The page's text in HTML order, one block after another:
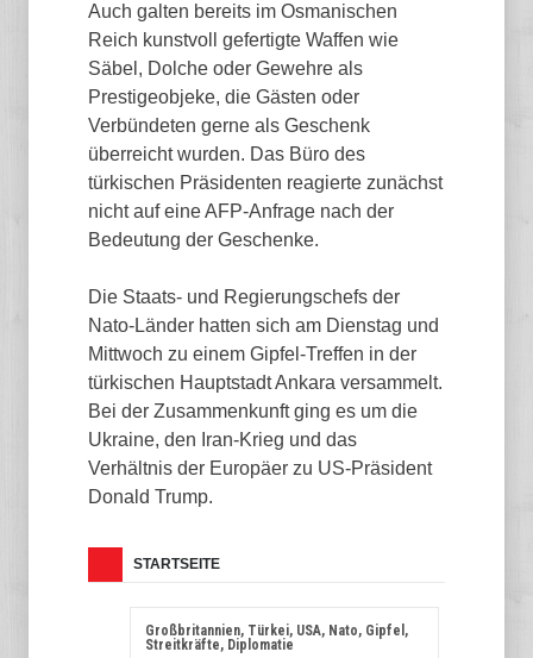
Auch galten bereits im Osmanischen
Reich kunstvoll gefertigte Waffen wie
Säbel, Dolche oder Gewehre als
Prestigeobjeke, die Gästen oder
Verbündeten gerne als Geschenk
überreicht wurden. Das Büro des
türkischen Präsidenten reagierte zunächst
nicht auf eine AFP-Anfrage nach der
Bedeutung der Geschenke.
Die Staats- und Regierungschefs der
Nato-Länder hatten sich am Dienstag und
Mittwoch zu einem Gipfel-Treffen in der
türkischen Hauptstadt Ankara versammelt.
Bei der Zusammenkunft ging es um die
Ukraine, den Iran-Krieg und das
Verhältnis der Europäer zu US-Präsident
Donald Trump.
STARTSEITE
Großbritannien, Türkei, USA, Nato, Gipfel,
Streitkräfte, Diplomatie